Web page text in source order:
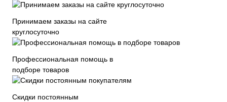
Принимаем заказы на сайте
круглосуточно
Профессиональная помощь в
подборе товаров
Скидки постоянным